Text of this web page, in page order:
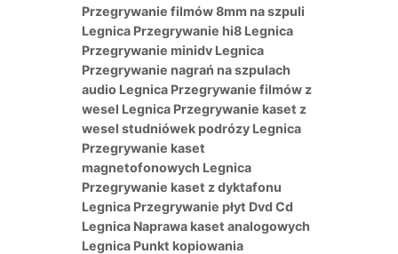
Przegrywanie filmów 8mm na szpuli
Legnica Przegrywanie hi8 Legnica
Przegrywanie minidv Legnica
Przegrywanie nagrań na szpulach
audio Legnica Przegrywanie filmów z
wesel Legnica Przegrywanie kaset z
wesel studniówek podrózy Legnica
Przegrywanie kaset
magnetofonowych Legnica
Przegrywanie kaset z dyktafonu
Legnica Przegrywanie płyt Dvd Cd
Legnica Naprawa kaset analogowych
Legnica Punkt kopiowania